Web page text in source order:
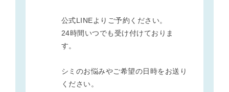
公式LINEよりご予約ください。
24時間いつでも受け付けておりま
す。
シミのお悩みやご希望の日時をお送り
ください。